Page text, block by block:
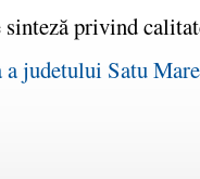
privind
judetului Satu